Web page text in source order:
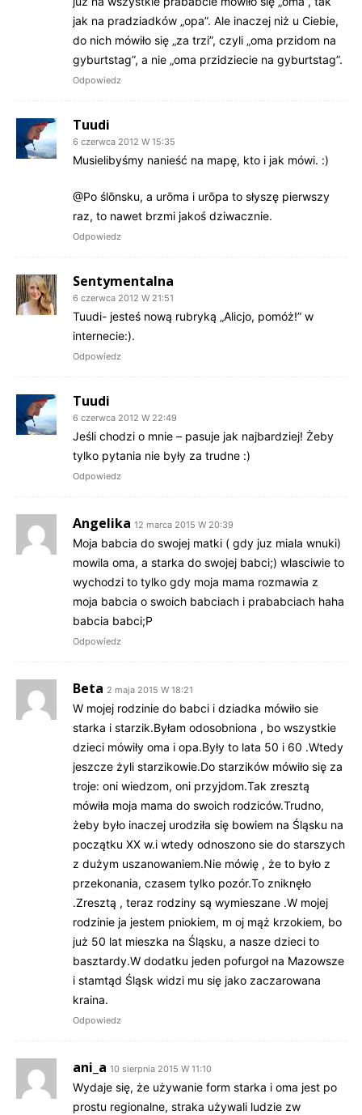
jak na pradziadków „opa”. Ale inaczej niż u Ciebie,
do nich mówiło się „za trzi”, czyli „oma przidom na
gyburtstag”, a nie „oma przidziecie na gyburtstag”.
Odpowiedz
Tuudi
6 czerwca 2012 W 15:35
Musielibyśmy nanieść na mapę, kto i jak mówi. :)
@Po ślōnsku, a urōma i urōpa to słyszę pierwszy
raz, to nawet brzmi jakoś dziwacznie.
Odpowiedz
Sentymentalna
6 czerwca 2012 W 21:51
Tuudi- jesteś nową rubryką „Alicjo, pomóż!” w
internecie:).
Odpowiedz
Tuudi
6 czerwca 2012 W 22:49
Jeśli chodzi o mnie – pasuje jak najbardziej! Żeby
tylko pytania nie były za trudne :)
Odpowiedz
Angelika 12 marca 2015 W 20:39
Moja babcia do swojej matki ( gdy juz miala wnuki)
mowila oma, a starka do swojej babci;) wlasciwie to
wychodzi to tylko gdy moja mama rozmawia z
moja babcia o swoich babciach i prababciach haha
babcia babci;P
Odpowiedz
Beta 2 maja 2015 W 18:21
W mojej rodzinie do babci i dziadka mówiło sie
starka i starzik.Byłam odosobniona , bo wszystkie
dzieci mówiły oma i opa.Były to lata 50 i 60 .Wtedy
jeszcze żyli starzikowie.Do starzików mówiło się za
troje: oni wiedzom, oni przyjdom.Tak zresztą
mówiła moja mama do swoich rodziców.Trudno,
żeby było inaczej urodziła się bowiem na Śląsku na
początku XX w.i wtedy odnoszono sie do starszych
z dużym uszanowaniem.Nie mówię , że to było z
przekonania, czasem tylko pozór.To zniknęło
.Zresztą , teraz rodziny są wymieszane .W mojej
rodzinie ja jestem pniokiem, m oj mąż krzokiem, bo
już 50 lat mieszka na Śląsku, a nasze dzieci to
basztardy.W dodatku jeden pofurgoł na Mazowsze
i stamtąd Śląsk widzi mu się jako zaczarowana
kraina.
Odpowiedz
ani_a 10 sierpnia 2015 W 11:10
Wydaje się, że używanie form starka i oma jest po
prostu regionalne, straka używali ludzie zw